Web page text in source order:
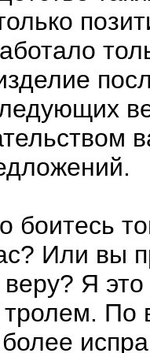
боитесь
Или вы
Я
тролем.